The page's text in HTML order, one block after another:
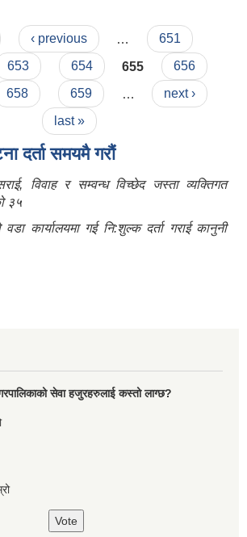
‹ previous
651
653 654 655
656
658 659
next ›
last »
दर्ता समयमै गरौं
विवाह र सम्वन्ध विच्छेद जस्ता व्यक्तिगत
३५
कार्यालयमा गई नि:शुल्क दर्ता गराई कानुनी
सेवा हजुरहरुलाई कस्तो लाग्छ?